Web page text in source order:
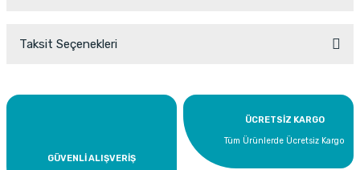
Yorum Yaz
Taksit Seçenekleri
GÜVENLİ ALIŞVERİŞ
ÜCRETSİZ KARGO
Tüm Ürünlerde Ücretsiz Kargo